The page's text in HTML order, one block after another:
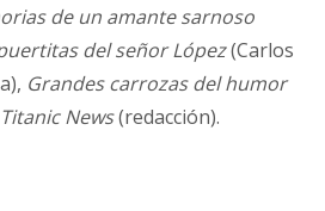
de un amante sarnoso
del señor López(Carlos
Grandes carrozas del humor
News(redacción).